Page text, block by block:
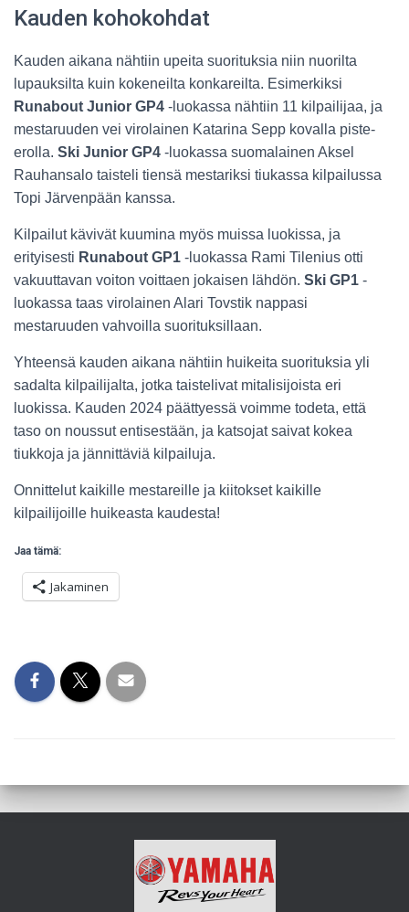
Kauden kohokohdat
Kauden aikana nähtiin upeita suorituksia niin nuorilta
lupauksilta kuin kokeneilta konkareilta. Esimerkiksi
Runabout Junior GP4 -luokassa nähtiin 11 kilpailijaa, ja
mestaruuden vei virolainen Katarina Sepp kovalla piste-
erolla. Ski Junior GP4 -luokassa suomalainen Aksel
Rauhansalo taisteli tiensä mestariksi tiukassa kilpailussa
Topi Järvenpään kanssa.
Kilpailut kävivät kuumina myös muissa luokissa, ja
erityisesti Runabout GP1 -luokassa Rami Tilenius otti
vakuuttavan voiton voittaen jokaisen lähdön. Ski GP1 -
luokassa taas virolainen Alari Tovstik nappasi
mestaruuden vahvoilla suorituksillaan.
Yhteensä kauden aikana nähtiin huikeita suorituksia yli
sadalta kilpailijalta, jotka taistelivat mitalisijoista eri
luokissa. Kauden 2024 päättyessä voimme todeta, että
taso on noussut entisestään, ja katsojat saivat kokea
tiukkoja ja jännittäviä kilpailuja.
Onnittelut kaikille mestareille ja kiitokset kaikille
kilpailijoille huikeasta kaudesta!
Jaa tämä:
Jakaminen